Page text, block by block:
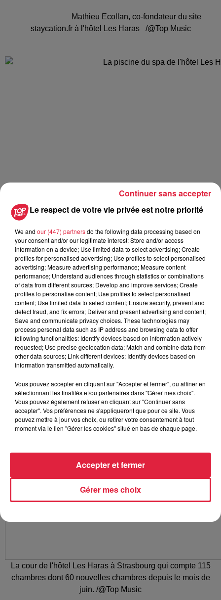
Mathieu Ecollan, co-fondateur du site
staycation.fr à l'hôtel Les Haras /@Top Music
La piscine du spa de l'hôtel Les Haras à Strasbourg / @Top
Music
La cour de l'hôtel Les Haras à Strasbourg qui compte 115
chambres dont 60 nouvelles chambres depuis le mois de
juin. /@Top Music
Le respect de votre vie privée est notre priorité
We and our (447) partnersdo the following data processing based on
your consent and/or our legitimate interest: Store and/or access
information on a device; Use limited data to select advertising; Create
profiles for personalised advertising; Use profiles to select personalised
advertising; Measure advertising performance; Measure content
performance; Understand audiences through statistics or combinations
of data from different sources; Develop and improve services; Create
profiles to personalise content; Use profiles to select personalised
content; Use limited data to select content; Ensure security, prevent and
detect fraud, and fix errors; Deliver and present advertising and content;
Save and communicate privacy choices. These technologies may
process personal data such as IP address and browsing data to offer
following functionalities: Identify devices based on information actively
requested; Use precise geolocation data; Match and combine data from
other data sources; Link different devices; Identify devices based on
information transmitted automatically.
Vous pouvez accepter en cliquant sur "Accepter et fermer", ou affiner en
sélectionnant les finalités et/ou partenaires dans "Gérer mes choix".
Vous pouvez également refuser en cliquant sur "Continuer sans
accepter". Vos préférences ne s'appliqueront que pour ce site. Vous
pouvez mettre à jour vos choix, ou retirer votre consentement à tout
moment via le lien "Gérer les cookies" situé en bas de chaque page.
Gérer mes choix
Accepter et fermer
Continuer sans accepter